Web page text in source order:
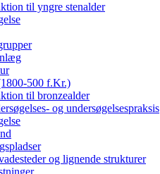
til yngre stenalder
500 f.Kr.)
til bronzealder
og undersøgelsespraksis
og lignende strukturer